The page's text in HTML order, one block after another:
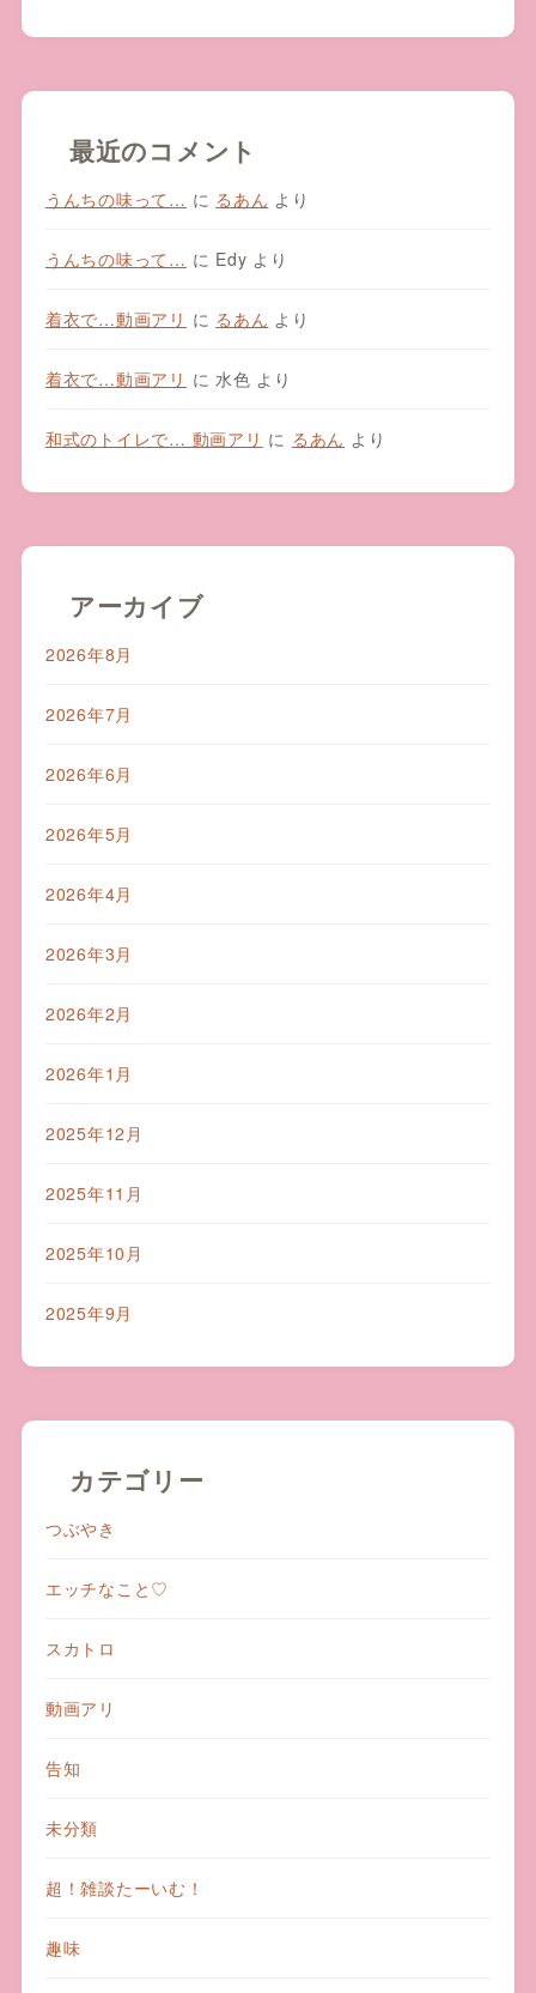
最近のコメント
うんちの味って… に るあん より
うんちの味って… に Edy より
着衣で…動画アリ に るあん より
着衣で…動画アリ に 水色 より
和式のトイレで… 動画アリ に るあん より
アーカイブ
2026年8月
2026年7月
2026年6月
2026年5月
2026年4月
2026年3月
2026年2月
2026年1月
2025年12月
2025年11月
2025年10月
2025年9月
カテゴリー
つぶやき
エッチなこと♡
スカトロ
動画アリ
告知
未分類
超！雑談たーいむ！
趣味